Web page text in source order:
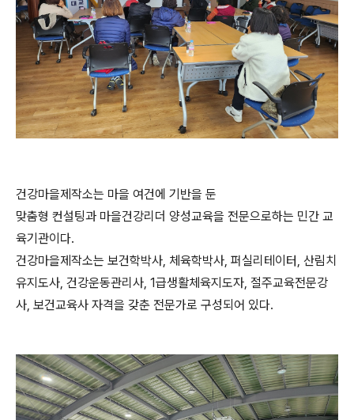
건강마을제작소는 마을 여건에 기반을 둔
맞춤형 컨설팅과 마을건강리더 양성교육을 전문으로하는 민간 교
육기관이다.
건강마을제작소는 보건학박사, 체육학박사, 퍼실리테이터, 산림치
유지도사, 건강운동관리사, 1급생활체육지도자, 절주교육전문강
사, 보건교육사 자격을 갖춘 전문가로 구성되어 있다.